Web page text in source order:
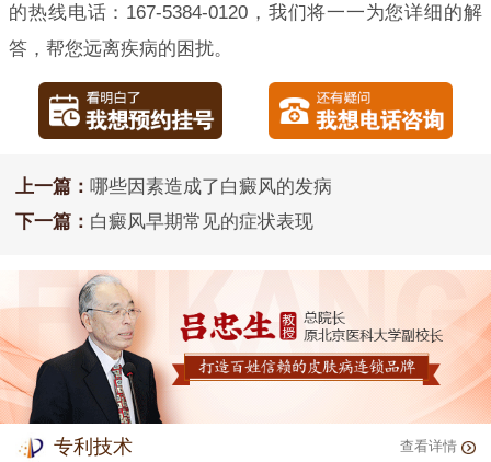
的热线电话：167-5384-0120，我们将一一为您详细的解
答，帮您远离疾病的困扰。
上一篇： 哪些因素造成了白癜风的发病
下一篇： 白癜风早期常见的症状表现
专利技术 查看详情